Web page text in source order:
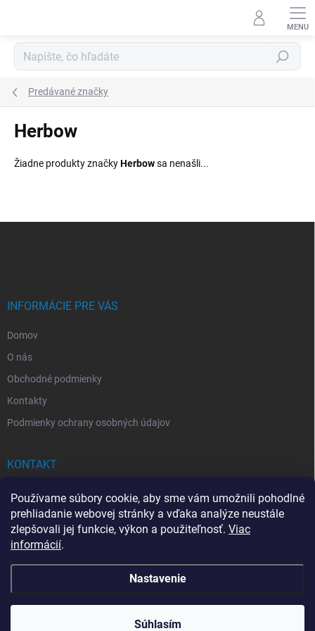
Používame súbory cookie, aby sme vám umožnili pohodlné
prehliadanie webovej stránky a vďaka analýze neustále
zlepšovali jej funkcie, výkon a použiteľnosť. Viac
informácií.
Nastavenie
Súhlasím
Hľadať
Predávané značky
Herbow
Žiadne produkty značkyHerbowsa nenašli...
INFORMÁCIE PRE VÁS
Domov
O nás
Obchodné podmienky
Kontakty
Podmienky ochrany osobných údajov
KONTAKT
info@drogerkovo.sk
Copyright 2026Drogerkovo. Všetky práva vyhradené.Upraviť nastavenie
cookies